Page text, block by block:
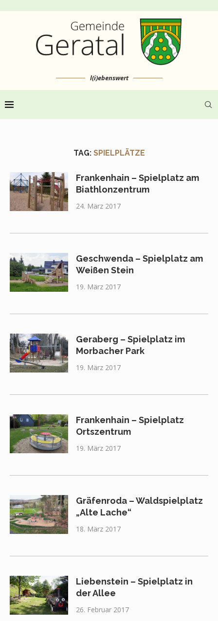
l(i)ebenswert
TAG: SPIELPLÄTZE
Frankenhain – Spielplatz am
Biathlonzentrum
24. März 2017
Geschwenda – Spielplatz am
Weißen Stein
19. März 2017
Geraberg – Spielplatz im
Morbacher Park
19. März 2017
Frankenhain – Spielplatz
Ortszentrum
19. März 2017
Gräfenroda – Waldspielplatz
„Alte Lache“
18. März 2017
Liebenstein – Spielplatz in
der Allee
26. Februar 2017